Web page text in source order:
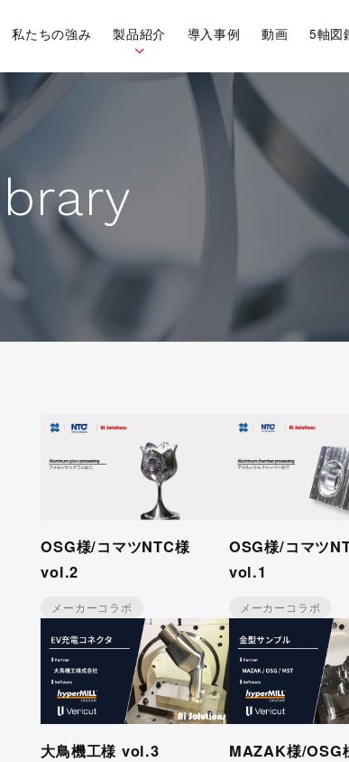
私たちの強み 製品紹介 導入事例 動画 5軸図
brary
OSG様/コマツNTC様
vol.2
メーカーコラボ
OSG様/コマツ
vol.1
メーカーコラボ
大鳥機工様 vol.3 MAZAK様/OSG